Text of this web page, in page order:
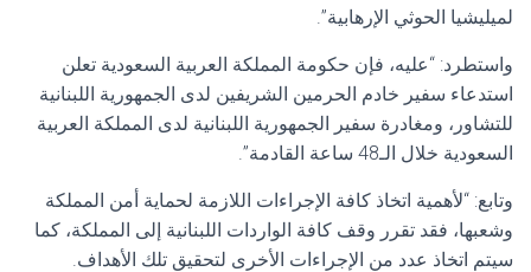
لميليشيا الحوثي الإرهابية”.
واستطرد: “عليه، فإن حكومة المملكة العربية السعودية تعلن
استدعاء سفير خادم الحرمين الشريفين لدى الجمهورية اللبنانية
للتشاور، ومغادرة سفير الجمهورية اللبنانية لدى المملكة العربية
السعودية خلال الـ48 ساعة القادمة”.
وتابع: “لأهمية اتخاذ كافة الإجراءات اللازمة لحماية أمن المملكة
وشعبها، فقد تقرر وقف كافة الواردات اللبنانية إلى المملكة، كما
سيتم اتخاذ عدد من الإجراءات الأخرى لتحقيق تلك الأهداف.